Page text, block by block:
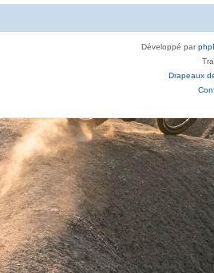
Développé par
Drapeaux